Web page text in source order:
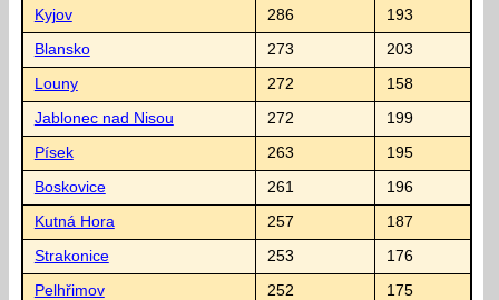
Kyjov 286 193
Blansko 273 203
Louny 272 158
Jablonec nad Nisou 272 199
Písek 263 195
Boskovice 261 196
Kutná Hora 257 187
Strakonice 253 176
Pelhřimov 252 175